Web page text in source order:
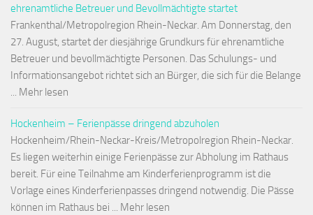
ehrenamtliche Betreuer und Bevollmächtigte startet
Frankenthal/Metropolregion Rhein-Neckar. Am Donnerstag, den
27. August, startet der diesjährige Grundkurs für ehrenamtliche
Betreuer und bevollmächtigte Personen. Das Schulungs- und
Informationsangebot richtet sich an Bürger, die sich für die Belange
... Mehr lesen
Hockenheim – Ferienpässe dringend abzuholen
Hockenheim/Rhein-Neckar-Kreis/Metropolregion Rhein-Neckar.
Es liegen weiterhin einige Ferienpässe zur Abholung im Rathaus
bereit. Für eine Teilnahme am Kinderferienprogramm ist die
Vorlage eines Kinderferienpasses dringend notwendig. Die Pässe
können im Rathaus bei ... Mehr lesen